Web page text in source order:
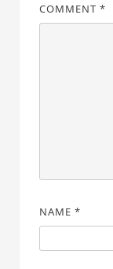
COMMENT *
NAME *